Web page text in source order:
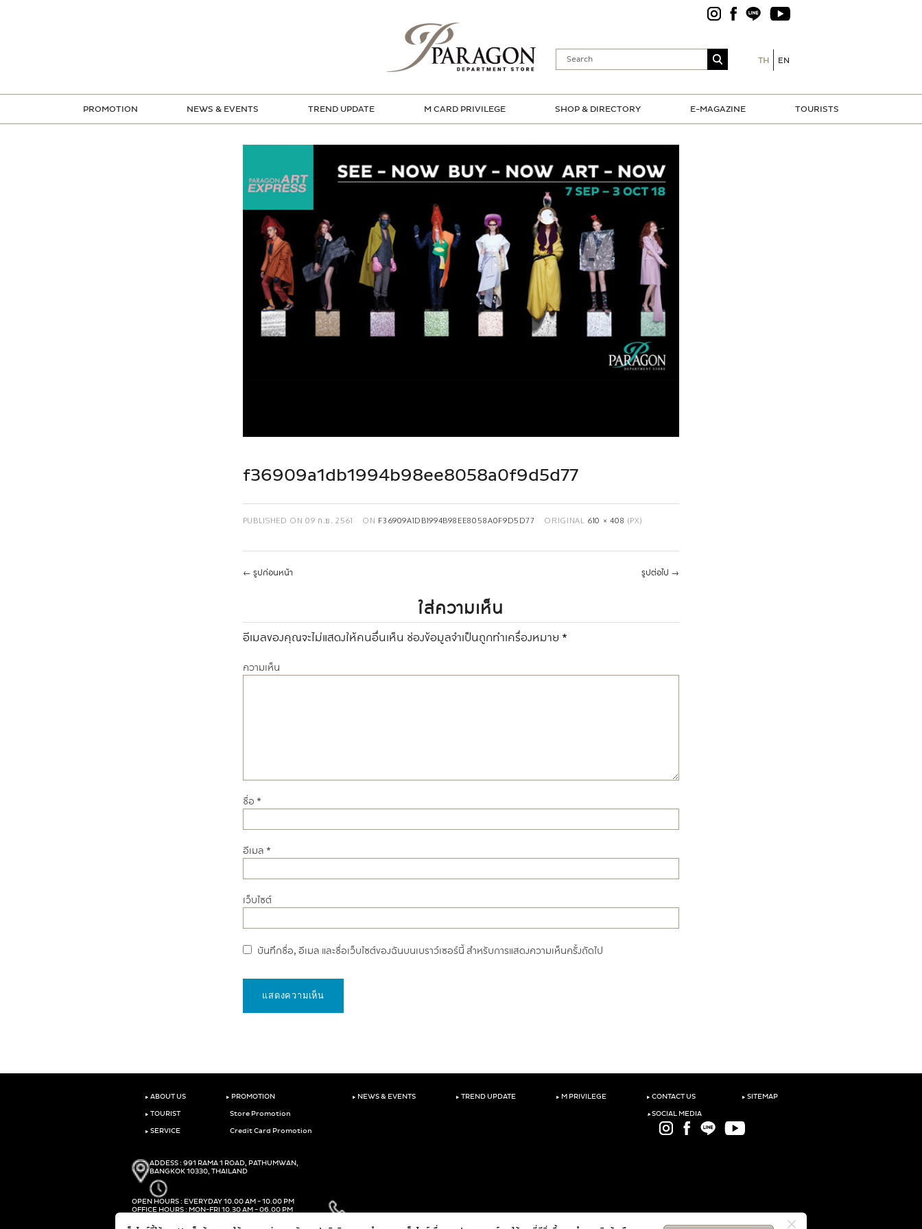
TH EN
PROMOTION NEWS & EVENTS TREND UPDATE M CARD PRIVILEGE SHOP & DIRECTORY E-MAGAZINE TOURISTS
f36909a1db1994b98ee8058a0f9d5d77
PUBLISHED ON 09 ก.ย. 2561 ON F36909A1DB1994B98EE8058A0F9D5D77 ORIGINAL 610 × 408 (PX)
← รูปก่อนหน้า รูปต่อไป →
ใส่ความเห็น
อีเมลของคุณจะไม่แสดงให้คนอื่นเห็น ช่องข้อมูลจำเป็นถูกทำเครื่องหมาย *
ความเห็น
ชื่อ *
อีเมล *
เว็บไซต์
บันทึกชื่อ, อีเมล และชื่อเว็บไซต์ของฉันบนเบราว์เซอร์นี้ สำหรับการแสดงความเห็นครั้งถัดไป
‣ ABOUT US
‣ TOURIST
‣ SERVICE
‣ PROMOTION
Store Promotion
Credit Card Promotion
‣ NEWS & EVENTS ‣ TREND UPDATE ‣ M PRIVILEGE ‣ CONTACT US
‣SOCIAL MEDIA
‣ SITEMAP
ADDESS : 991 RAMA 1 ROAD, PATHUMWAN,
BANGKOK 10330, THAILAND
OPEN HOURS : EVERYDAY 10.00 AM - 10.00 PM
OFFICE HOURS : MON-FRI 10.30 AM - 06.00 PM